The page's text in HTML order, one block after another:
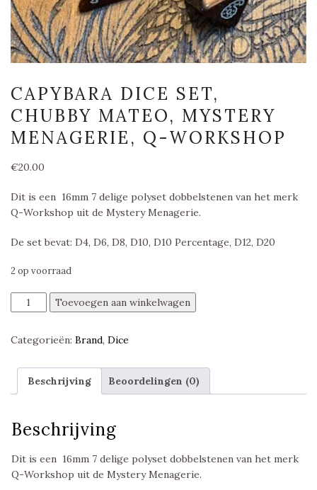
CAPYBARA DICE SET,
CHUBBY MATEO, MYSTERY
MENAGERIE, Q-WORKSHOP
€20.00
Dit is een 16mm 7 delige polyset dobbelstenen van het merk
Q-Workshop uit de Mystery Menagerie.
De set bevat: D4, D6, D8, D10, D10 Percentage, D12, D20
2 op voorraad
Capybara
Dice
Chubby
Mystery
Menagerie,
Workshop
aantal
Toevoegen aan winkelwagen
Categorieën: Brand, Dice
Beschrijving Beoordelingen (0)
Beschrijving
Dit is een 16mm 7 delige polyset dobbelstenen van het merk
Q-Workshop uit de Mystery Menagerie.